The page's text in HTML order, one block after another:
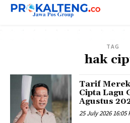
TAG
hak
Tarif
Cipta Lagu
Agustus
25 July 2026 16:05